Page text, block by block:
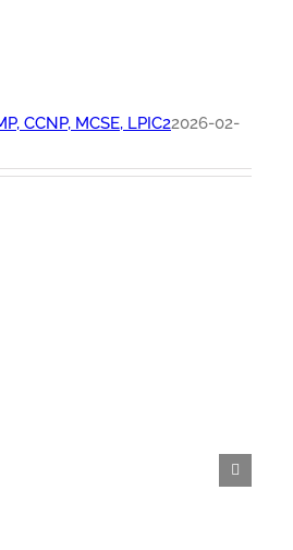
CCNP, MCSE, LPIC22026-02-